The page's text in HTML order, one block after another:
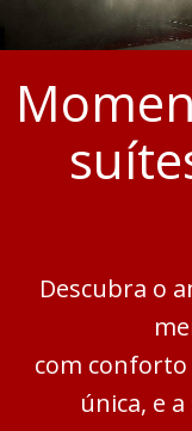
Descubra o
com conforto
única, e